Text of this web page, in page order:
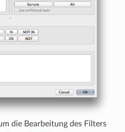
die Bearbeitung des Filters